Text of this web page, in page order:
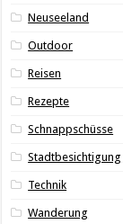
Neuseeland
Outdoor
Reisen
Rezepte
Schnappschüsse
Stadtbesichtigung
Technik
Wanderung